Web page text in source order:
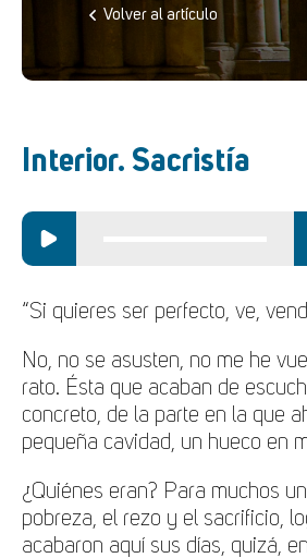
Volver al artículo
Interior. Sacristía
“Si quieres ser perfecto, ve,
No, no se asusten, no me he
rato. Ésta que acaban de
concreto, de la parte en la que
pequeña cavidad, un hueco en
¿Quiénes eran? Para muchos
pobreza, el rezo y el sacrificio,
acabaron aquí sus días, quizá,